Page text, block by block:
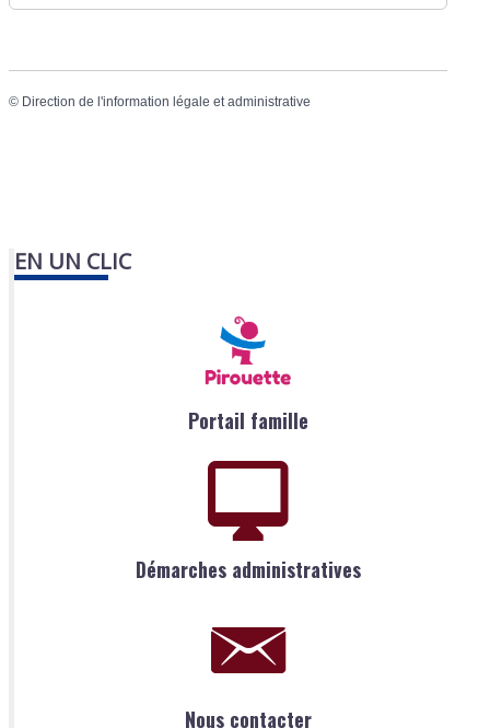
© Direction de l'information légale et administrative
EN UN CLIC
Portail famille
Démarches administratives
Nous contacter